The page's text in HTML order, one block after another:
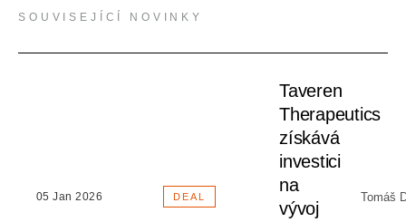
SOUVISEJÍCÍ NOVINKY
05 Jan 2026 DEAL
Taveren
Therapeutics
získává
investici
na
vývoj
Tomáš